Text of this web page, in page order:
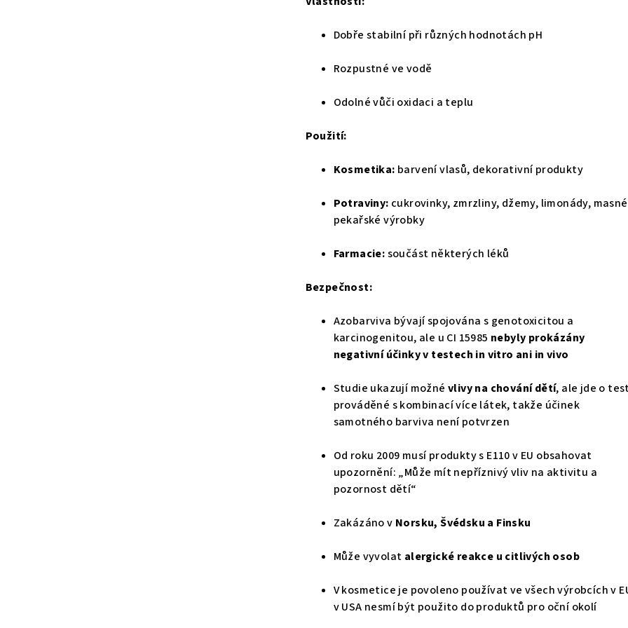
Dobře stabilní při různých hodnotách pH
Rozpustné ve vodě
Odolné vůči oxidaci a teplu
Použití:
Kosmetika: barvení vlasů, dekorativní produkty
Potraviny: cukrovinky, zmrzliny, džemy, limonády,
pekařské výrobky
Farmacie:součást některých léků
Bezpečnost:
Azobarviva bývají spojována s genotoxicitou a
karcinogenitou, ale u CI 15985 nebyly prokázány
negativní účinky v testech in vitro ani in vivo
Studie ukazují možné vlivy na chování dětí, ale jde o
prováděné s kombinací více látek, takže účinek
samotného barviva není potvrzen
Od roku 2009 musí produkty s E110 v EU obsahovat
upozornění: „Může mít nepříznivý vliv na aktivitu a
pozornost dětí“
Zakázáno v Norsku, Švédsku a Finsku
Může vyvolat alergické reakce u citlivých osob
V kosmetice je povoleno používat ve všech výrobcích v
v USA nesmí být použito do produktů pro oční okolí